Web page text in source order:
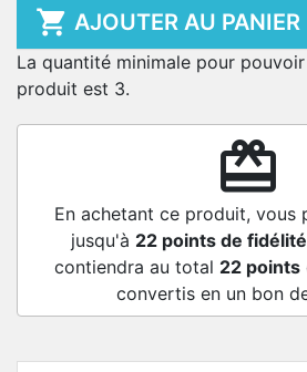
 AJOUTER AU PANIER
La quantité minimale pour
produit est 3.
redeem
En achetant ce produit, vous
jusqu'à 22 points de fidélité
contiendra au total 22points
convertis en un bon